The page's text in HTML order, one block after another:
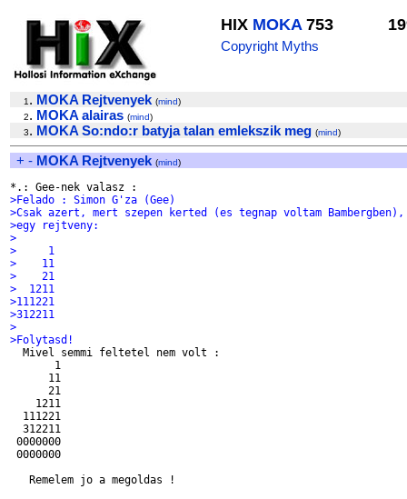
HIX MOKA753
Copyright Myths
1 . MOKA Rejtvenyek (mind)
2. MOKA alairas (mind)
3. MOKA So:ndo:r batyja talan emlekszik meg (mind)
+ - MOKA Rejtvenyek (mind)
>Felado : Simon G'za (Gee)
>Csak azert, mert szepen kerted (es tegnap voltam Bambergben),
>egy rejtveny:
>
>     1
>    11
>    21
>  1211
>111221
>312211
>
>Folytasd!
Mivel semmi feltetel nem volt :
       1
      11
      21
    1211
  111221
  312211
0000000
0000000
   Remelem jo a megoldas !